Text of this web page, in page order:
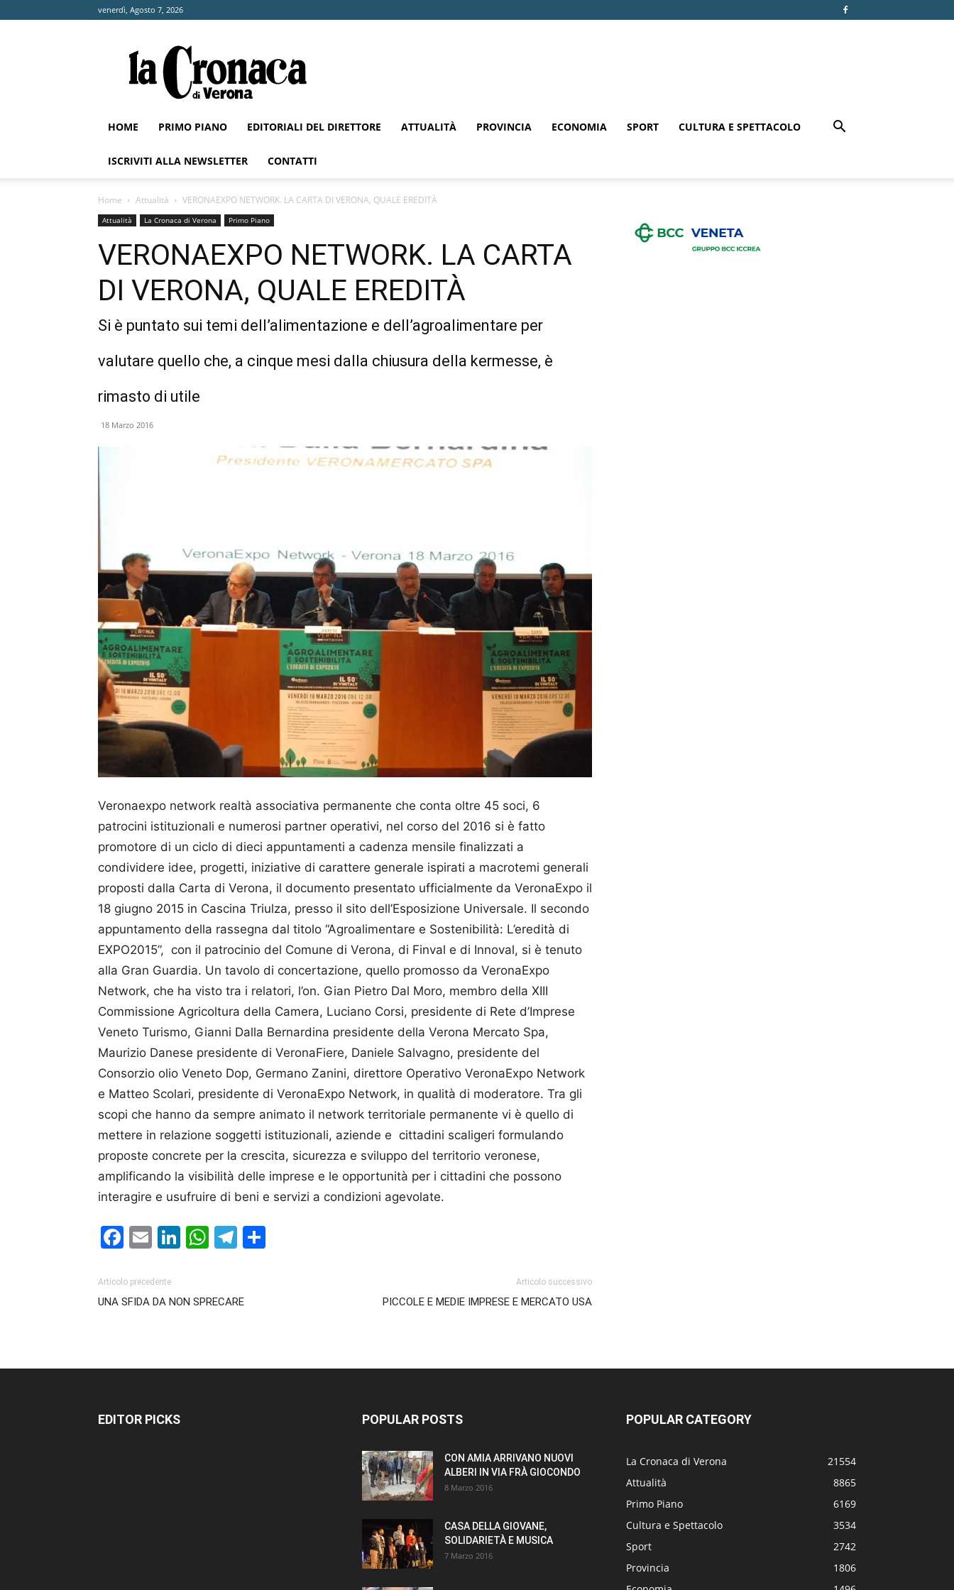
venerdì, Agosto 7, 2026
Cronaca
di
Verona
HOME PRIMO PIANO EDITORIALI DEL DIRETTORE ATTUALITÀ PROVINCIA ECONOMIA SPORT CULTURA E SPETTACOLO
ISCRIVITI ALLA NEWSLETTER CONTATTI
Home Attualità VERONAEXPO NETWORK. LA CARTA DI VERONA, QUALE EREDITÀ
Attualità La Cronaca di Verona Primo Piano
VERONAEXPO NETWORK. LA CARTA
DI VERONA, QUALE EREDITÀ
Si è puntato sui temi dell’alimentazione e dell’agroalimentare per
valutare quello che, a cinque mesi dalla chiusura della kermesse, è
rimasto di utile
18 Marzo 2016
Veronaexpo network realtà associativa permanente che conta oltre 45 soci, 6
patrocini istituzionali e numerosi partner operativi, nel corso del 2016 si è fatto
promotore di un ciclo di dieci appuntamenti a cadenza mensile finalizzati a
condividere idee, progetti, iniziative di carattere generale ispirati a macrotemi generali
proposti dalla Carta di Verona, il documento presentato ufficialmente da Vero­naExpo il
18 giugno 2015 in Cascina Triulza, presso il sito dell’Esposizione Universale. Il secondo
appuntamento della rassegna dal titolo “Agroali­mentare e Sostenibilità: L’eredità di
EXPO2015”, con il patrocinio del Comune di Verona, di Finval e di Innoval, si è tenuto
alla Gran Guardia. Un tavolo di concertazione, quello promosso da VeronaExpo
Network, che ha visto tra i relatori, l’on. Gian Pietro Dal Moro, membro della XIII
Commissione Agricoltura della Camera, Luciano Corsi, presidente di Rete d’Imprese
Veneto Turismo, Gianni Dalla Bernardina presidente della Verona Mercato Spa,
Maurizio Danese presidente di Vero­naFiere, Daniele Salvagno, presidente del
Consorzio olio Veneto Dop, Germano Zanini, direttore Operativo VeronaExpo Network
e Matteo Scolari, presidente di VeronaExpo Network, in qualità di moderatore. Tra gli
scopi che hanno da sempre animato il network territoriale permanente vi è quello di
mettere in relazione soggetti istituzionali, aziende e cittadini scaligeri formulando
proposte concrete per la crescita, sicurezza e sviluppo del territorio veronese,
amplificando la visibilità delle imprese e le opportunità per i cittadini che possono
interagire e usufruire di beni e servizi a condizioni agevolate.
Facebook
EmailLinkedIn
WhatsApp
Telegram
Articolo precedente
UNA SFIDA DA NON SPRECARE
Articolo successivo
PICCOLE E MEDIE IMPRESE E MERCATO USA
EDITOR PICKS POPULAR POSTS
CON AMIA ARRIVANO NUOVI
ALBERI IN VIA FRÀ GIOCONDO
8 Marzo 2016
CASA DELLA GIOVANE,
SOLIDARIETÀ E MUSICA
7 Marzo 2016
POPULAR CATEGORY
La Cronaca di Verona
21554
Attualità
8865
Primo Piano
6169
Cultura e Spettacolo
3534
Sport
2742
Provincia
1806